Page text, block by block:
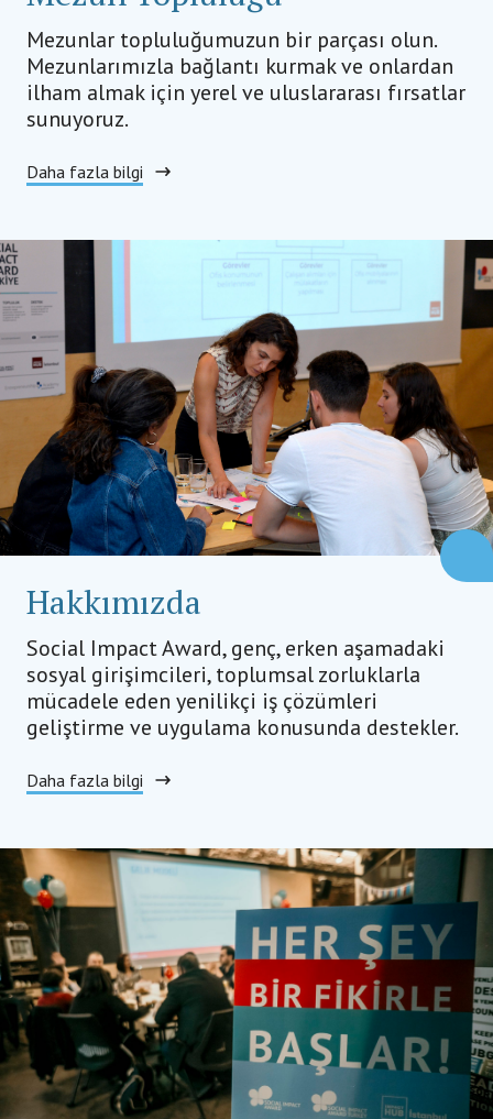
Mezunlar topluluğumuzun bir parçası olun.
Mezunlarımızla bağlantı kurmak ve onlardan
ilham almak için yerel ve uluslararası fırsatlar
sunuyoruz.
Daha fazla bilgi
Hakkımızda
Social Impact Award, genç, erken aşamadaki
sosyal girişimcileri, toplumsal zorluklarla
mücadele eden yenilikçi iş çözümleri
geliştirme ve uygulama konusunda destekler.
Daha fazla bilgi